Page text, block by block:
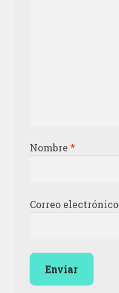
Nombre *
Correo electrónico